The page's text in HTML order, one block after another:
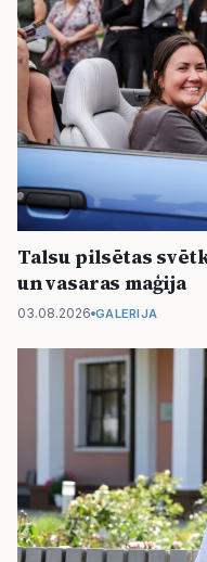
Talsu pilsētas
un vasaras maģija
03.08.2026 GALERIJA